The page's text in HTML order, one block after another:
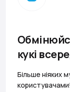
кукі
Більше ніяких
користувачами!